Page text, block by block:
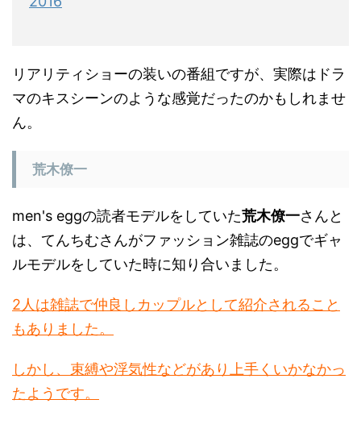
マのキスシーンのような感覚だったのかもしれませ
ん。
は、てんちむさんがファッション雑誌のeggでギャ
ルモデルをしていた時に知り合いました。
もありました。
たようです。